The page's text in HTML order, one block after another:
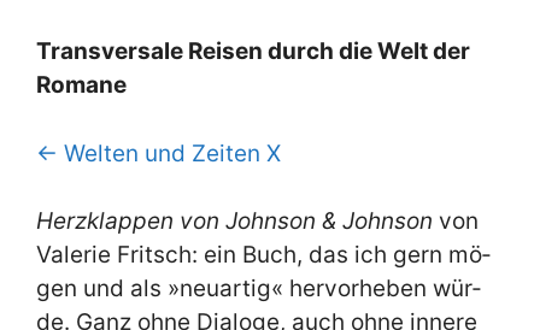
Trans­ver­sa­le Rei­sen durch die Welt der
Ro­ma­ne
← Wel­ten und Zei­ten X
Herz­klap­pen von John­son & John­son von
Va­le­rie Frit­sch: ein Buch, das ich gern mö­
gen und als »neu­ar­tig« her­vor­he­ben wür­
de. Ganz oh­ne Dia­lo­ge, auch oh­ne in­ne­re